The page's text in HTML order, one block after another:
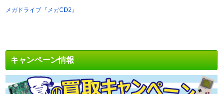
メガドライブ『メガCD2』
キャンペーン情報